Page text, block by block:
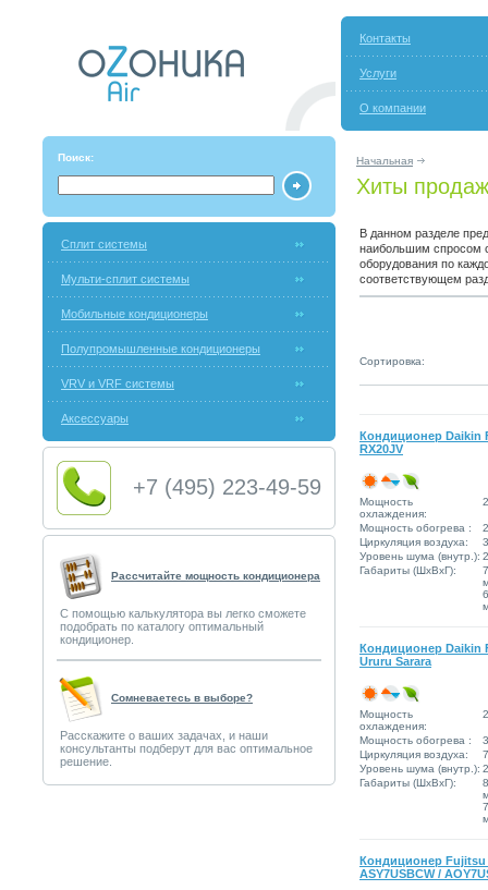
Контакты
Услуги
О компании
Поиск: Начальная
Хиты продаж
Сплит системы
Мульти-сплит системы
Мобильные кондиционеры
Полупромышленные кондиционеры
VRV и VRF системы
Аксессуары
+7 (495) 223-49-59
Рассчитайте мощность кондиционера
С помощью калькулятора вы легко сможете
подобрать по каталогу оптимальный
кондиционер.
Сомневаетесь в выборе?
Расскажите о ваших задачах, и наши
консультанты подберут для вас оптимальное
решение.
В данном разделе
наибольшим спросом
оборудования по
соответствующем
Сортировка:
Кондиционер Daikin
RX20JV
Мощность
охлаждения:
Мощность обогрева :
Циркуляция воздуха:
Уровень шума (внутр.):
Габариты (ШxВxГ):
Кондиционер Daikin
Ururu Sarara
Мощность
охлаждения:
Мощность обогрева :
Циркуляция воздуха:
Уровень шума (внутр.):
Габариты (ШxВxГ):
Кондиционер Fujitsu
ASY7USBCW /